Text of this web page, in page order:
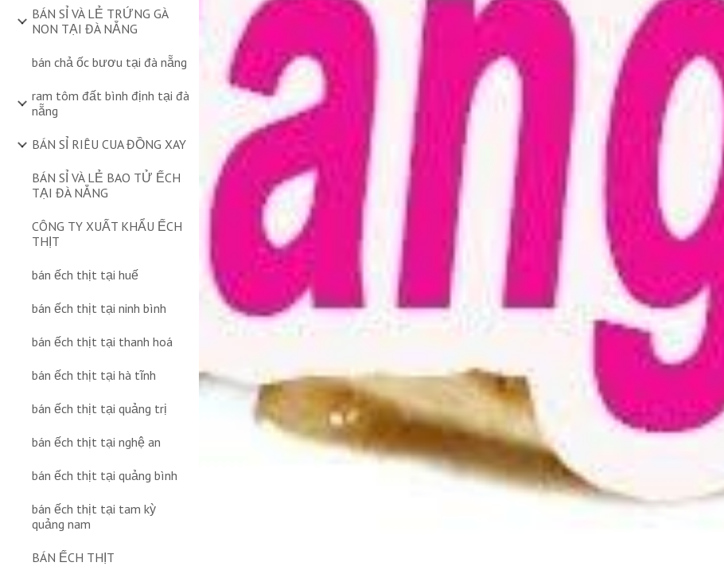
BÁN SỈ VÀ LẺ TRỨNG GÀ
NON TẠI ĐÀ NẴNG
bán chả ốc bươu tại đà nẵng
ram tôm đất bình định tại đà
nẵng
BÁN SỈ RIÊU CUA ĐỒNG XAY
BÁN SỈ VÀ LẺ BAO TỬ ẾCH
TẠI ĐÀ NẴNG
CÔNG TY XUẤT KHẨU ẾCH
THỊT
bán ếch thịt tại huế
bán ếch thịt tại ninh bình
bán ếch thịt tại thanh hoá
bán ếch thịt tại hà tĩnh
bán ếch thịt tại quảng trị
bán ếch thịt tại nghệ an
bán ếch thịt tại quảng bình
bán ếch thịt tại tam kỳ
quảng nam
BÁN ẾCH THỊT